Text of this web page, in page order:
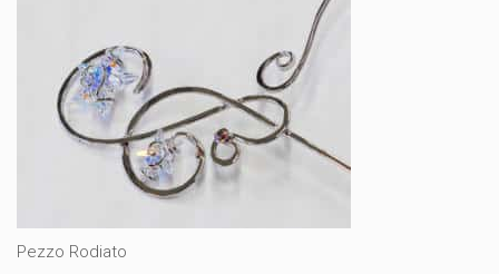
Pezzo Rodiato